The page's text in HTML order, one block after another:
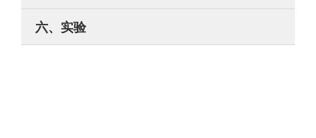
六、实验